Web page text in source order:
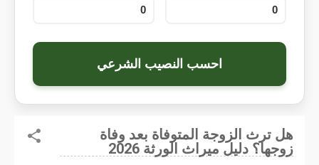
احسب النصيب الشرعي
هل ترث الزوجة المتوفاة بعد وفاة
زوجها؟ دليل ميراث الورثة 2026